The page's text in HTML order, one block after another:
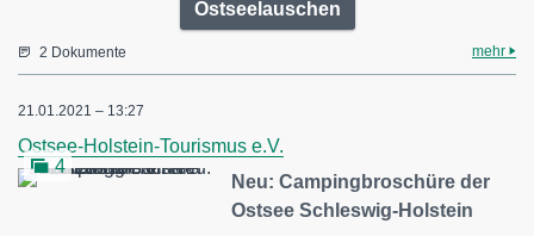
Ostseelauschen
2 Dokumente mehr
21.01.2021 – 13:27
Ostsee-Holstein-Tourismus e.V.
4
Neu: Campingbroschüre der
Ostsee Schleswig-Holstein